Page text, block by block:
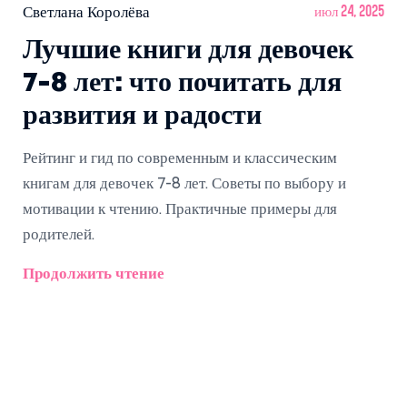
Светлана Королёва июл 24, 2025
Лучшие книги для девочек
7-8 лет: что почитать для
развития и радости
Рейтинг и гид по современным и классическим
книгам для девочек 7-8 лет. Советы по выбору и
мотивации к чтению. Практичные примеры для
родителей.
Продолжить чтение